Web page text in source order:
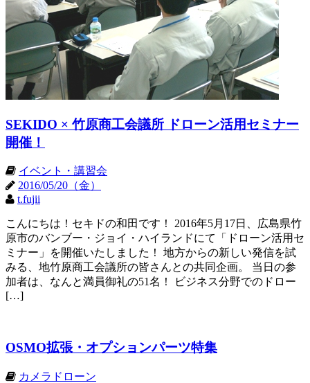
SEKIDO × 竹原商工会議所 ドローン活用セミナー
開催！
イベント・講習会
2016/05/20（金）
t.fujii
こんにちは！セキドの和田です！ 2016年5月17日、広島県竹
原市のバンブー・ジョイ・ハイランドにて「ドローン活用セ
ミナー」を開催いたしました！ 地方からの新しい発信を試
みる、地竹原商工会議所の皆さんとの共同企画。 当日の参
加者は、なんと満員御礼の51名！ ビジネス分野でのドロー
[…]
OSMO拡張・オプションパーツ特集
カメラドローン